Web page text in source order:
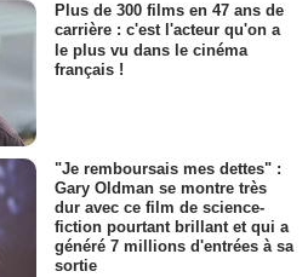
Plus de 300 films en 47 ans de
carrière : c'est l'acteur qu'on a
le plus vu dans le cinéma
français !
"Je remboursais mes dettes" :
Gary Oldman se montre très
dur avec ce film de science-
fiction pourtant brillant et qui a
généré 7 millions d'entrées à sa
sortie